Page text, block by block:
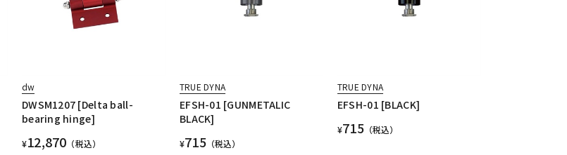
dw
DWSM1207 [Delta ball-
bearing hinge]
¥12,870 （税込）
TRUE DYNA
EFSH-01 [GUNMETALIC
BLACK]
¥715 （税込）
TRUE DYNA
EFSH-01 [BLACK]
¥715 （税込）